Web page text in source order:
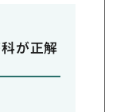
が正解